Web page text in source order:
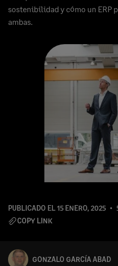
sostenibilidad y cómo un ERP
ambas.
PUBLICADO EL15 ENERO, 2025
COPY LINK
GONZALO GARCÍA ABAD